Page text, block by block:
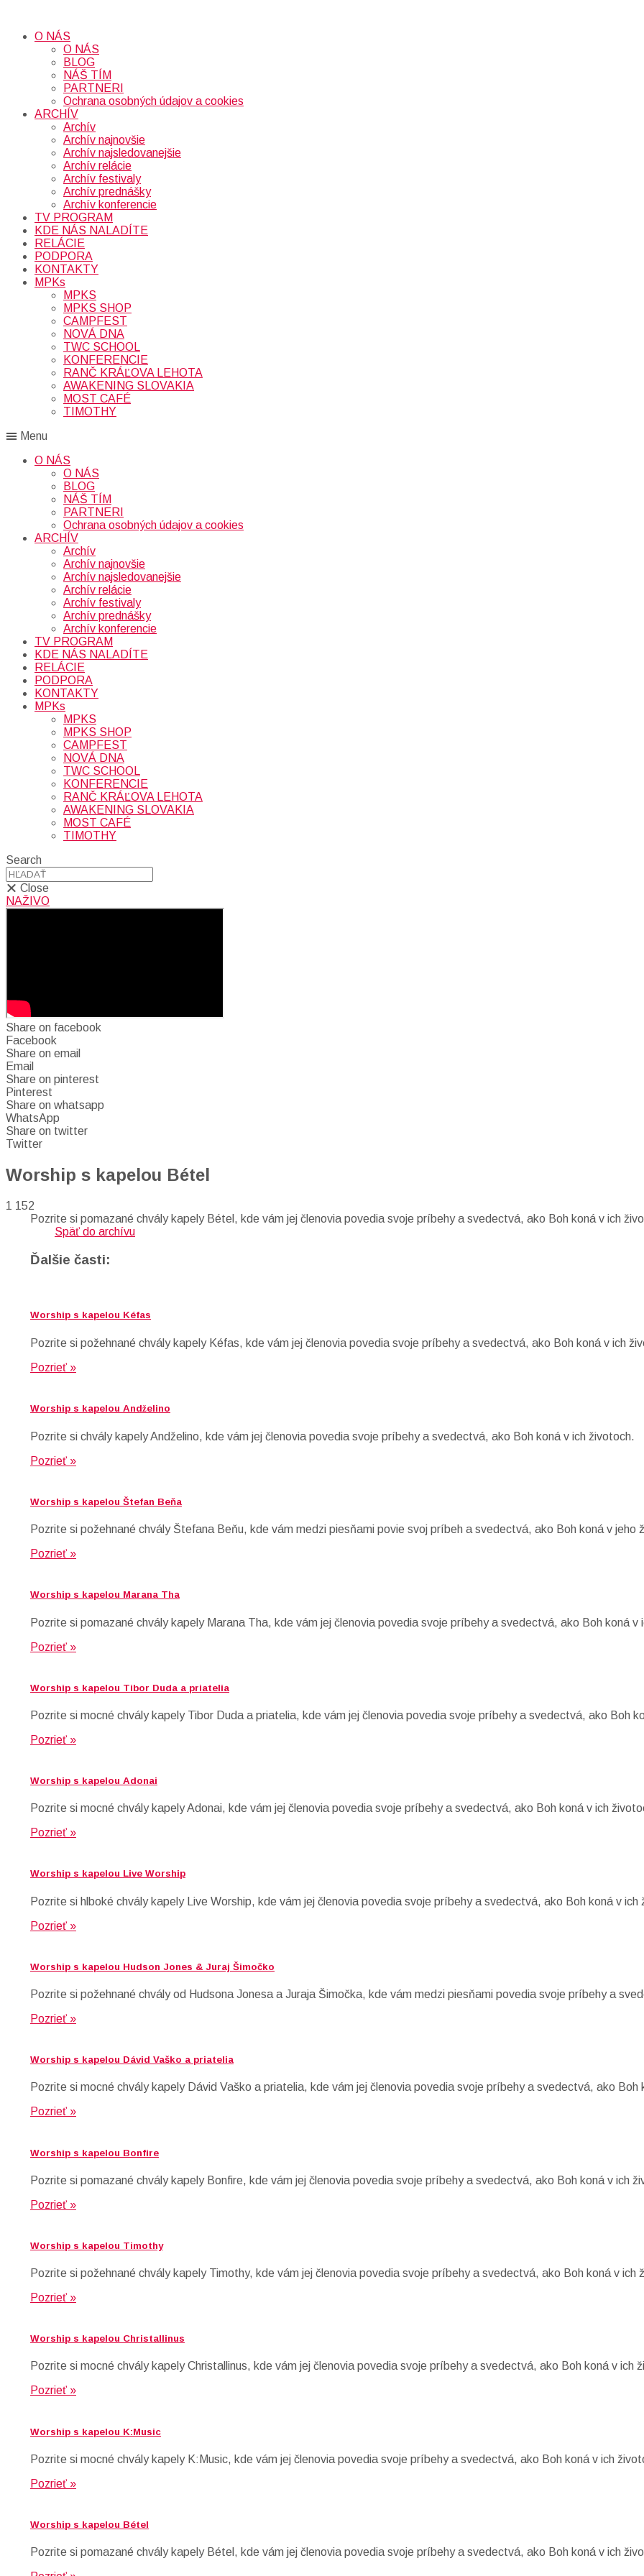
O NÁS
O NÁS
BLOG
NÁŠ TÍM
PARTNERI
Ochrana osobných údajov a cookies
ARCHÍV
Archív
Archív najnovšie
Archív najsledovanejšie
Archív relácie
Archív festivaly
Archív prednášky
Archív konferencie
TV PROGRAM
KDE NÁS NALADÍTE
RELÁCIE
PODPORA
KONTAKTY
MPKs
MPKS
MPKS SHOP
CAMPFEST
NOVÁ DNA
TWC SCHOOL
KONFERENCIE
RANČ KRÁĽOVA LEHOTA
AWAKENING SLOVAKIA
MOST CAFÉ
TIMOTHY
Menu
O NÁS
O NÁS
BLOG
NÁŠ TÍM
PARTNERI
Ochrana osobných údajov a cookies
ARCHÍV
Archív
Archív najnovšie
Archív najsledovanejšie
Archív relácie
Archív festivaly
Archív prednášky
Archív konferencie
TV PROGRAM
KDE NÁS NALADÍTE
RELÁCIE
PODPORA
KONTAKTY
MPKs
MPKS
MPKS SHOP
CAMPFEST
NOVÁ DNA
TWC SCHOOL
KONFERENCIE
RANČ KRÁĽOVA LEHOTA
AWAKENING SLOVAKIA
MOST CAFÉ
TIMOTHY
Search
Close
NAŽIVO
Share on facebook
Facebook
Share on email
Email
Share on pinterest
Pinterest
Share on whatsapp
WhatsApp
Share on twitter
Twitter
Worship s kapelou Bétel
1 152
Pozrite si pomazané chvály kapely Bétel, kde vám jej členovia povedia svoje príbehy a svedectvá, ako Boh koná v ich
Späť do archívu
Ďalšie časti:
Worship s kapelou Kéfas
Pozrite si požehnané chvály kapely Kéfas, kde vám jej členovia povedia svoje príbehy a svedectvá, ako Boh koná v ich
Pozrieť »
Worship s kapelou Andželino
Pozrite si chvály kapely Andželino, kde vám jej členovia povedia svoje príbehy a svedectvá, ako Boh koná v ich životoch.
Pozrieť »
Worship s kapelou Štefan Beňa
Pozrite si požehnané chvály Štefana Beňu, kde vám medzi piesňami povie svoj príbeh a svedectvá, ako Boh koná v jeho
Pozrieť »
Worship s kapelou Marana Tha
Pozrite si pomazané chvály kapely Marana Tha, kde vám jej členovia povedia svoje príbehy a svedectvá, ako Boh koná v
Pozrieť »
Worship s kapelou Tibor Duda a priatelia
Pozrite si mocné chvály kapely Tibor Duda a priatelia, kde vám jej členovia povedia svoje príbehy a svedectvá, ako Boh
Pozrieť »
Worship s kapelou Adonai
Pozrite si mocné chvály kapely Adonai, kde vám jej členovia povedia svoje príbehy a svedectvá, ako Boh koná v ich
Pozrieť »
Worship s kapelou Live Worship
Pozrite si hlboké chvály kapely Live Worship, kde vám jej členovia povedia svoje príbehy a svedectvá, ako Boh koná v ich
Pozrieť »
Worship s kapelou Hudson Jones & Juraj Šimočko
Pozrite si požehnané chvály od Hudsona Jonesa a Juraja Šimočka, kde vám medzi piesňami povedia svoje príbehy a
Pozrieť »
Worship s kapelou Dávid Vaško a priatelia
Pozrite si mocné chvály kapely Dávid Vaško a priatelia, kde vám jej členovia povedia svoje príbehy a svedectvá, ako Boh
Pozrieť »
Worship s kapelou Bonfire
Pozrite si pomazané chvály kapely Bonfire, kde vám jej členovia povedia svoje príbehy a svedectvá, ako Boh koná v ich
Pozrieť »
Worship s kapelou Timothy
Pozrite si požehnané chvály kapely Timothy, kde vám jej členovia povedia svoje príbehy a svedectvá, ako Boh koná v ich
Pozrieť »
Worship s kapelou Christallinus
Pozrite si mocné chvály kapely Christallinus, kde vám jej členovia povedia svoje príbehy a svedectvá, ako Boh koná v ich
Pozrieť »
Worship s kapelou K:Music
Pozrite si mocné chvály kapely K:Music, kde vám jej členovia povedia svoje príbehy a svedectvá, ako Boh koná v ich
Pozrieť »
Worship s kapelou Bétel
Pozrite si pomazané chvály kapely Bétel, kde vám jej členovia povedia svoje príbehy a svedectvá, ako Boh koná v ich